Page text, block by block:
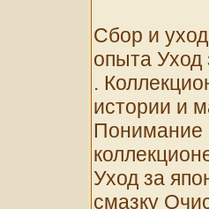
Сбор и
опыта Уход
.
истории и
Понимание
Уход за
смазку